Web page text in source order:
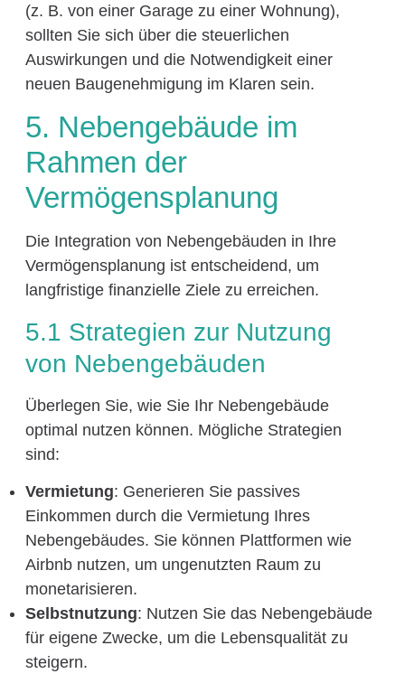
(z. B. von einer Garage zu einer Wohnung),
sollten Sie sich über die steuerlichen
Auswirkungen und die Notwendigkeit einer
neuen Baugenehmigung im Klaren sein.
5. Nebengebäude im
Rahmen der
Vermögensplanung
Die Integration von Nebengebäuden in Ihre
Vermögensplanung ist entscheidend, um
langfristige finanzielle Ziele zu erreichen.
5.1 Strategien zur Nutzung
von Nebengebäuden
Überlegen Sie, wie Sie Ihr Nebengebäude
optimal nutzen können. Mögliche Strategien
sind:
Vermietung: Generieren Sie passives
Einkommen durch die Vermietung Ihres
Nebengebäudes. Sie können Plattformen wie
Airbnb nutzen, um ungenutzten Raum zu
monetarisieren.
Selbstnutzung: Nutzen Sie das Nebengebäude
für eigene Zwecke, um die Lebensqualität zu
steigern.